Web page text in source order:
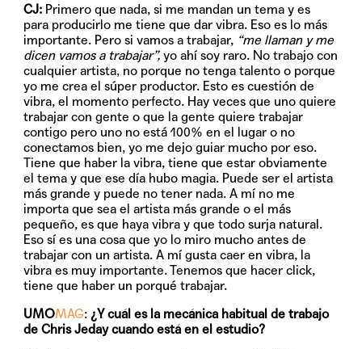
CJ: Primero que nada, si me mandan un tema y es
para producirlo me tiene que dar vibra. Eso es lo más
importante. Pero si vamos a trabajar, “me llaman y me
dicen vamos a trabajar”, yo ahí soy raro. No trabajo con
cualquier artista, no porque no tenga talento o porque
yo me crea el súper productor. Esto es cuestión de
vibra, el momento perfecto. Hay veces que uno quiere
trabajar con gente o que la gente quiere trabajar
contigo pero uno no está 100% en el lugar o no
conectamos bien, yo me dejo guiar mucho por eso.
Tiene que haber la vibra, tiene que estar obviamente
el tema y que ese día hubo magia. Puede ser el artista
más grande y puede no tener nada. A mí no me
importa que sea el artista más grande o el más
pequeño, es que haya vibra y que todo surja natural.
Eso sí es una cosa que yo lo miro mucho antes de
trabajar con un artista. A mí gusta caer en vibra, la
vibra es muy importante. Tenemos que hacer click,
tiene que haber un porqué trabajar.
UMOMAG: ¿Y cuál es la mecánica habitual de trabajo
de Chris Jeday cuando está en el estudio?